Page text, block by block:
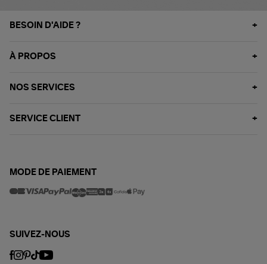
BESOIN D'AIDE ?
À PROPOS
NOS SERVICES
SERVICE CLIENT
MODE DE PAIEMENT
SUIVEZ-NOUS